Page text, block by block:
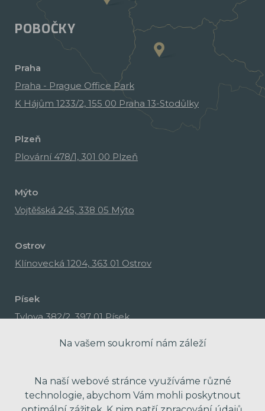
POBOČKY
Praha
Praha - Prague Office Park
K Hájům 1233/2, 155 00 Praha 13-Stodůlky
Plzeň
Plovární 478/1, 301 00 Plzeň
Mýto
Vojtěšská 245, 338 05 Mýto
Ostrov
Klínovecká 1204, 363 01 Ostrov
Písek
Tylova 382/2, 397 01 Písek
Na vašem soukromí nám záleží
Na naší webové stránce využíváme různé
technologie, abychom Vám mohli poskytnout